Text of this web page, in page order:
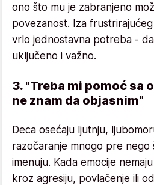
ono što mu je zabranjeno
povezanost. Iza
vrlo jednostavna potreba -
uključeno i važno.
3. "Treba mi pomoć sa
ne znam da objasnim"
Deca osećaju ljutnju,
razočaranje mnogo pre nego
imenuju. Kada emocije
kroz agresiju, povlačenje ili